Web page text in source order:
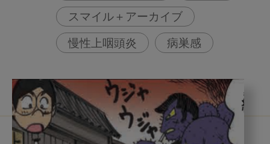
スマイル＋アーカイブ
慢性上咽頭炎 病巣感